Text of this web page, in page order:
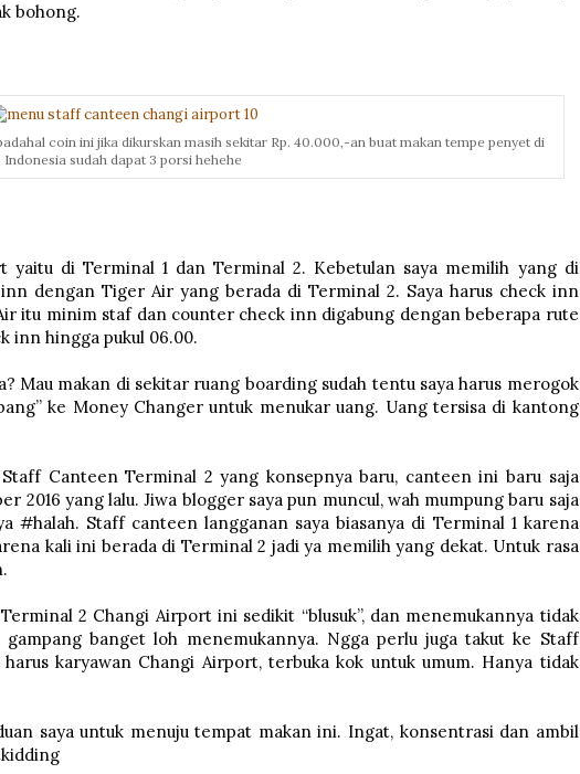
bohong.
coin ini jika dikurskan masih sekitar Rp. 40.000,-an buat makan tempe penyet di
Indonesia sudah dapat 3 porsi hehehe
yaitu di Terminal 1 dan Terminal 2. Kebetulan saya memilih yang di
dengan Tiger Air yang berada di Terminal 2. Saya harus check inn
itu minim staf dan counter check inn digabung dengan beberapa rute
inn hingga pukul 06.00.
Mau makan di sekitar ruang boarding sudah tentu saya harus merogok
ke Money Changer untuk menukar uang. Uang tersisa di kantong
Canteen Terminal 2 yang konsepnya baru, canteen ini baru saja
2016 yang lalu. Jiwa blogger saya pun muncul, wah mumpung baru saja
#halah. Staff canteen langganan saya biasanya di Terminal 1 karena
kali ini berada di Terminal 2 jadi ya memilih yang dekat. Untuk rasa
2 Changi Airport ini sedikit “blusuk”, dan menemukannya tidak
gampang banget loh menemukannya. Ngga perlu juga takut ke Staff
karyawan Changi Airport, terbuka kok untuk umum. Hanya tidak
saya untuk menuju tempat makan ini. Ingat, konsentrasi dan ambil